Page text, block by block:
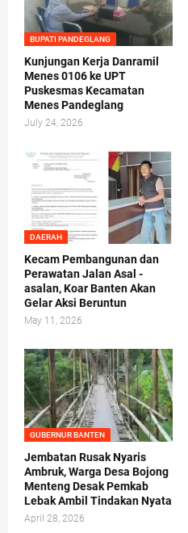
BUPATI PANDEGLANG
Kunjungan Kerja Danramil
Menes 0106 ke UPT
Puskesmas Kecamatan
Menes Pandeglang
July 24, 2026
DAERAH
Kecam Pembangunan dan
Perawatan Jalan Asal -
asalan, Koar Banten Akan
Gelar Aksi Beruntun
May 11, 2026
GUBERNUR BANTEN
Jembatan Rusak Nyaris
Ambruk, Warga Desa Bojong
Menteng Desak Pemkab
Lebak Ambil Tindakan Nyata
April 28, 2026